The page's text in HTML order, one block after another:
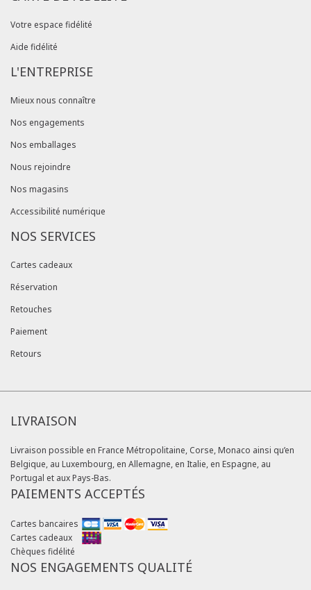
Votre espace fidélité
Aide fidélité
L'ENTREPRISE
Mieux nous connaître
Nos engagements
Nos emballages
Nous rejoindre
Nos magasins
Accessibilité numérique
NOS SERVICES
Cartes cadeaux
Réservation
Retouches
Paiement
Retours
LIVRAISON
Livraison possible en France Métropolitaine, Corse, Monaco ainsi qu’en
Belgique, au Luxembourg, en Allemagne, en Italie, en Espagne, au
Portugal et aux Pays-Bas.
PAIEMENTS ACCEPTÉS
Cartes bancaires
Cartes cadeaux
Chèques fidélité
NOS ENGAGEMENTS QUALITÉ